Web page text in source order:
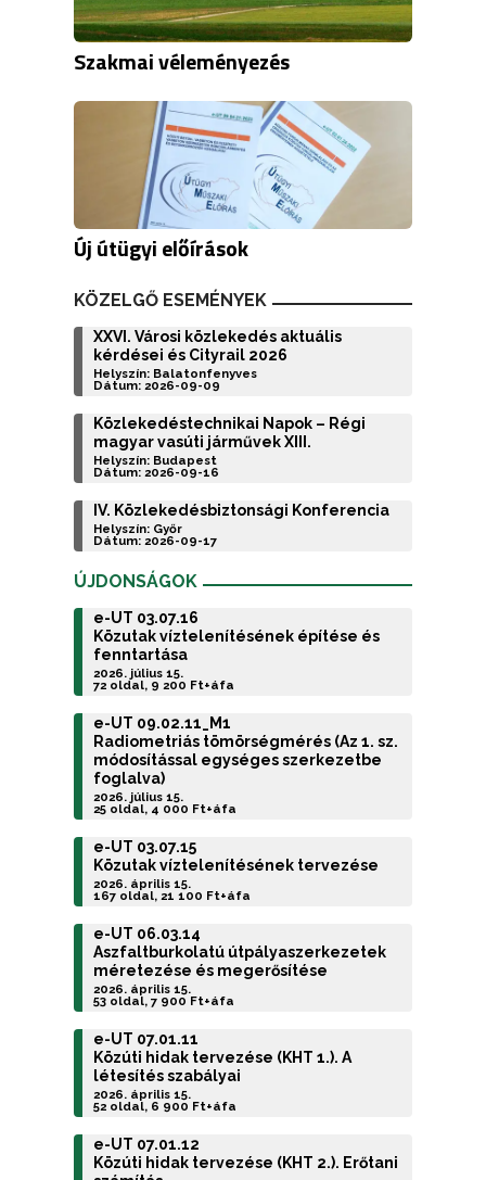
Szakmai véleményezés
Új útügyi előírások
KÖZELGŐ ESEMÉNYEK
XXVI. Városi közlekedés aktuális
kérdései és Cityrail 2026
Helyszín: Balatonfenyves
Dátum: 2026-09-09
Közlekedéstechnikai Napok – Régi
magyar vasúti járművek XIII.
Helyszín: Budapest
Dátum: 2026-09-16
IV. Közlekedésbiztonsági Konferencia
Helyszín: Győr
Dátum: 2026-09-17
ÚJDONSÁGOK
e-UT 03.07.16
Közutak víztelenítésének építése és
fenntartása
2026. július 15.
72 oldal, 9 200 Ft+áfa
e-UT 09.02.11_M1
Radiometriás tömörségmérés (Az 1. sz.
módosítással egységes szerkezetbe
foglalva)
2026. július 15.
25 oldal, 4 000 Ft+áfa
e-UT 03.07.15
Közutak víztelenítésének tervezése
2026. április 15.
167 oldal, 21 100 Ft+áfa
e-UT 06.03.14
Aszfaltburkolatú útpályaszerkezetek
méretezése és megerősítése
2026. április 15.
53 oldal, 7 900 Ft+áfa
e-UT 07.01.11
Közúti hidak tervezése (KHT 1.). A
létesítés szabályai
2026. április 15.
52 oldal, 6 900 Ft+áfa
e-UT 07.01.12
Közúti hidak tervezése (KHT 2.). Erőtani